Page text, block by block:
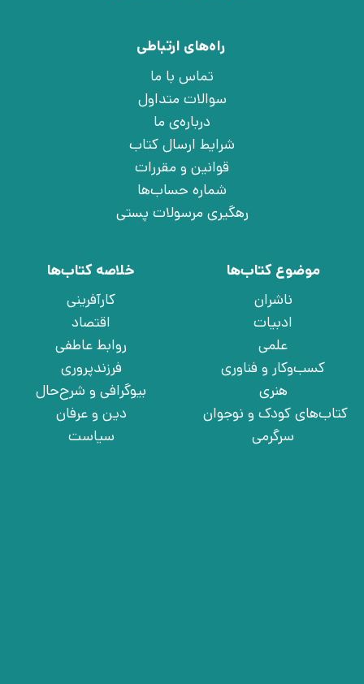
راه‌های ارتباطی
تماس با ما
سوالات متداول
درباره‌ی ما
شرایط ارسال کتاب
قوانین و مقررات
شماره حساب‌ها
رهگیری مرسولات پستی
موضوع کتاب‌ها
ناشران
ادبیات
علمی
کسب‌وکار و فناوری
هنری
کتاب‌های کودک و نوجوان
سرگرمی
خلاصه کتاب‌ها
کارآفرینی
اقتصاد
روابط عاطفی
فرزندپروری
بیوگرافی و شرح‌حال
دین و عرفان
سیاست